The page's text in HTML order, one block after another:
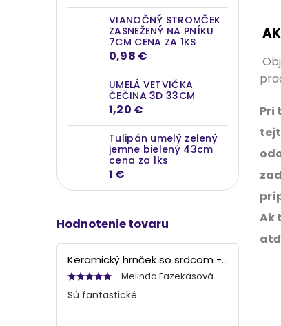
VIANOČNÝ STROMČEK
ZASNEŽENÝ NA PNÍKU
7CM CENA ZA 1KS
0,98 €
UMELÁ VETVIČKA
ČEČINA 3D 33CM
1,20 €
Tulipán umelý zelený
jemne bielený 43cm
cena za 1ks
1 €
Hodnotenie tovaru
Keramický hrnček so srdcom - bielo šedý, 90ml
Melinda Fazekasová
Sú fantastické
Pri
Ak